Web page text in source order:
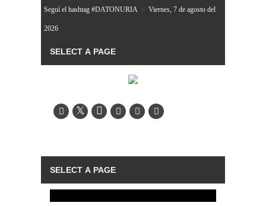
Seguí el hashtag #DATONURIA » Viernes, 7 de agosto del
2026